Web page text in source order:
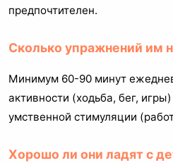
предпочтителен.
Сколько упражнений им
Минимум 60-90 минут
активности (ходьба, бег,
умственной стимуляции
Хорошо ли они ладят с